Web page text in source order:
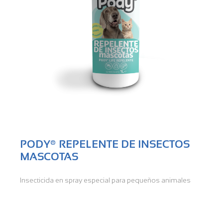
PODY® REPELENTE DE INSECTOS
MASCOTAS
Insecticida en spray especial para pequeños animales